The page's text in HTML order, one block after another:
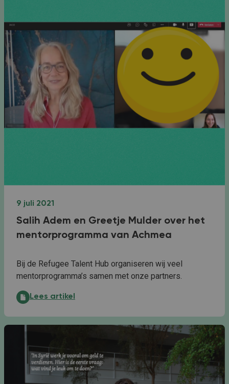
9 juli 2021
Salih Adem en Greetje Mulder over het
mentorprogramma van Achmea
Bij de Refugee Talent Hub organiseren wij veel
mentorprogramma’s samen met onze partners.
Salih Adem en Greetje Mulder over het
Lees artikel